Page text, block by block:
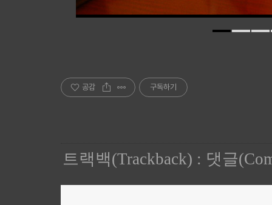
공감 구독하기
트랙백(Trackback) : 댓글